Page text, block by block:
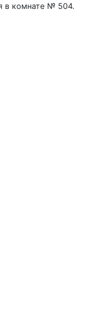
в комнате № 504.